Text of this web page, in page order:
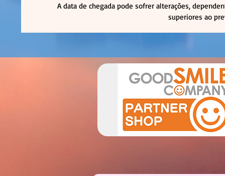
A data de chegada pode sofrer alterações,
superiores ao